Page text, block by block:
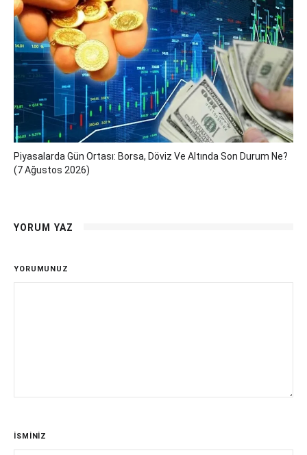
Piyasalarda Gün Ortası: Borsa, Döviz Ve Altında Son Durum Ne?
(7 Ağustos 2026)
YORUM YAZ
YORUMUNUZ
İSMİNİZ